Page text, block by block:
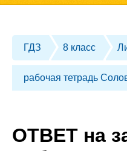
ГДЗ 8 класс
рабочая тетрадь
ОТВЕТ на